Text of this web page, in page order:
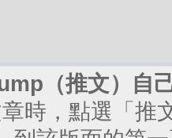
（推文）自
時，點選「推